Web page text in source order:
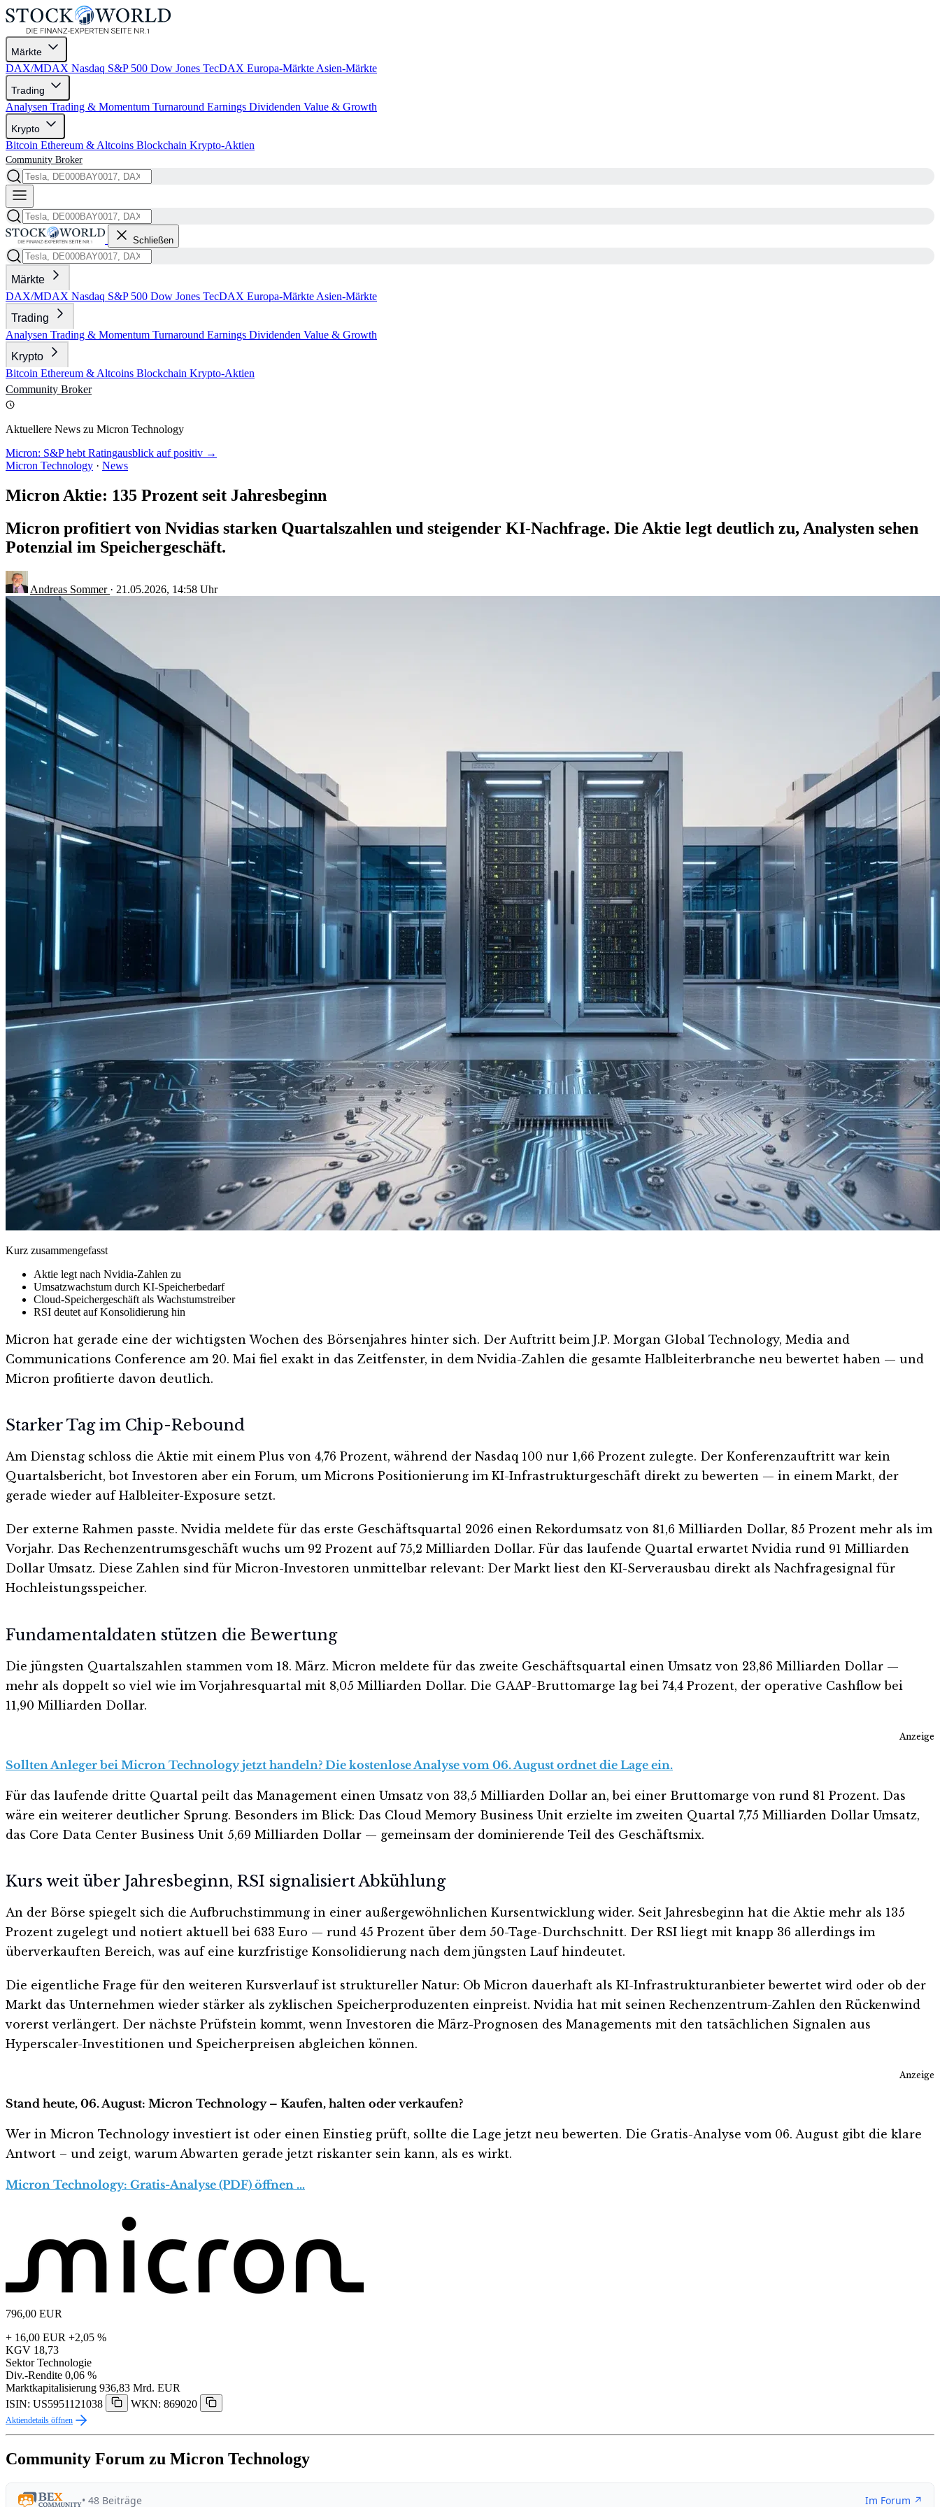
Märkte
DAX/MDAX Nasdaq S&P 500 Dow Jones TecDAX Europa-Märkte Asien-Märkte
Trading
Analysen Trading & Momentum Turnaround Earnings Dividenden Value & Growth
Krypto
Bitcoin Ethereum & Altcoins Blockchain Krypto-Aktien
Community Broker
Schließen
Märkte
DAX/MDAX Nasdaq S&P 500 Dow Jones TecDAX Europa-Märkte Asien-Märkte
Trading
Analysen Trading & Momentum Turnaround Earnings Dividenden Value & Growth
Krypto
Bitcoin Ethereum & Altcoins Blockchain Krypto-Aktien
Community Broker
Aktuellere News zu Micron Technology
Micron: S&P hebt Ratingausblick auf positiv →
Micron Technology · News
Micron Aktie: 135 Prozent seit Jahresbeginn
Micron profitiert von Nvidias starken Quartalszahlen und steigender KI-Nachfrage. Die Aktie legt deutlich zu, Analysten sehen
Potenzial im Speichergeschäft.
Andreas Sommer · 21.05.2026, 14:58 Uhr
Kurz zusammengefasst
Aktie legt nach Nvidia-Zahlen zu
Umsatzwachstum durch KI-Speicherbedarf
Cloud-Speichergeschäft als Wachstumstreiber
RSI deutet auf Konsolidierung hin
Micron hat gerade eine der wichtigsten Wochen des Börsenjahres hinter sich. Der Auftritt beim J.P. Morgan Global Technology, Media and
Communications Conference am 20. Mai fiel exakt in das Zeitfenster, in dem Nvidia-Zahlen die gesamte Halbleiterbranche neu bewertet haben — und
Micron profitierte davon deutlich.
Starker Tag im Chip-Rebound
Am Dienstag schloss die Aktie mit einem Plus von 4,76 Prozent, während der Nasdaq 100 nur 1,66 Prozent zulegte. Der Konferenzauftritt war kein
Quartalsbericht, bot Investoren aber ein Forum, um Microns Positionierung im KI-Infrastrukturgeschäft direkt zu bewerten — in einem Markt, der
gerade wieder auf Halbleiter-Exposure setzt.
Der externe Rahmen passte. Nvidia meldete für das erste Geschäftsquartal 2026 einen Rekordumsatz von 81,6 Milliarden Dollar, 85 Prozent mehr als im
Vorjahr. Das Rechenzentrumsgeschäft wuchs um 92 Prozent auf 75,2 Milliarden Dollar. Für das laufende Quartal erwartet Nvidia rund 91 Milliarden
Dollar Umsatz. Diese Zahlen sind für Micron-Investoren unmittelbar relevant: Der Markt liest den KI-Serverausbau direkt als Nachfragesignal für
Hochleistungsspeicher.
Fundamentaldaten stützen die Bewertung
Die jüngsten Quartalszahlen stammen vom 18. März. Micron meldete für das zweite Geschäftsquartal einen Umsatz von 23,86 Milliarden Dollar —
mehr als doppelt so viel wie im Vorjahresquartal mit 8,05 Milliarden Dollar. Die GAAP-Bruttomarge lag bei 74,4 Prozent, der operative Cashflow bei
11,90 Milliarden Dollar.
Anzeige
Sollten Anleger bei Micron Technology jetzt handeln? Die kostenlose Analyse vom 06. August ordnet die Lage ein.
Für das laufende dritte Quartal peilt das Management einen Umsatz von 33,5 Milliarden Dollar an, bei einer Bruttomarge von rund 81 Prozent. Das
wäre ein weiterer deutlicher Sprung. Besonders im Blick: Das Cloud Memory Business Unit erzielte im zweiten Quartal 7,75 Milliarden Dollar Umsatz,
das Core Data Center Business Unit 5,69 Milliarden Dollar — gemeinsam der dominierende Teil des Geschäftsmix.
Kurs weit über Jahresbeginn, RSI signalisiert Abkühlung
An der Börse spiegelt sich die Aufbruchstimmung in einer außergewöhnlichen Kursentwicklung wider. Seit Jahresbeginn hat die Aktie mehr als 135
Prozent zugelegt und notiert aktuell bei 633 Euro — rund 45 Prozent über dem 50-Tage-Durchschnitt. Der RSI liegt mit knapp 36 allerdings im
überverkauften Bereich, was auf eine kurzfristige Konsolidierung nach dem jüngsten Lauf hindeutet.
Die eigentliche Frage für den weiteren Kursverlauf ist struktureller Natur: Ob Micron dauerhaft als KI-Infrastrukturanbieter bewertet wird oder ob der
Markt das Unternehmen wieder stärker als zyklischen Speicherproduzenten einpreist. Nvidia hat mit seinen Rechenzentrum-Zahlen den Rückenwind
vorerst verlängert. Der nächste Prüfstein kommt, wenn Investoren die März-Prognosen des Managements mit den tatsächlichen Signalen aus
Hyperscaler-Investitionen und Speicherpreisen abgleichen können.
Anzeige
Stand heute, 06. August: Micron Technology – Kaufen, halten oder verkaufen?
Wer in Micron Technology investiert ist oder einen Einstieg prüft, sollte die Lage jetzt neu bewerten. Die Gratis-Analyse vom 06. August gibt die klare
Antwort – und zeigt, warum Abwarten gerade jetzt riskanter sein kann, als es wirkt.
Micron Technology: Gratis-Analyse (PDF) öffnen …
796,00 EUR
+ 16,00 EUR +2,05 %
KGV 18,73
Sektor Technologie
Div.-Rendite 0,06 %
Marktkapitalisierung 936,83 Mrd. EUR
ISIN: US5951121038
WKN: 869020
Aktiendetails öffnen
Community Forum zu Micron Technology